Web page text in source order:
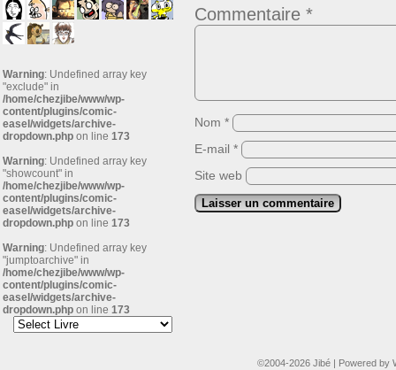
Warning: Undefined array key
"exclude" in
/home/chezjibe/www/wp-
content/plugins/comic-
easel/widgets/archive-
dropdown.php on line 173
Warning: Undefined array key
"showcount" in
/home/chezjibe/www/wp-
content/plugins/comic-
easel/widgets/archive-
dropdown.php on line 173
Warning: Undefined array key
"jumptoarchive" in
/home/chezjibe/www/wp-
content/plugins/comic-
easel/widgets/archive-
dropdown.php on line 173
Commentaire *
Nom *
E-mail *
Site web
©2004-2026 Jibé | Powered by